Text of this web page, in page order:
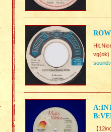
vg(ok)
sound♪
【